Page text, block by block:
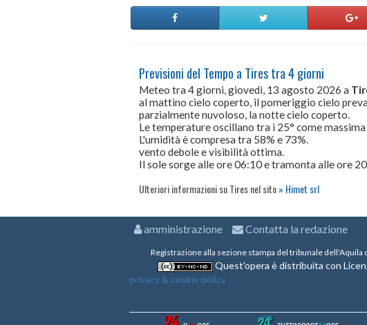
Previsioni del Tempo a Tires tra 4 giorni
Meteo tra 4 giorni, giovedì, 13 agosto 2026 a
al mattino cielo coperto, il pomeriggio cielo
parzialmente nuvoloso, la notte cielo coperto.
Le temperature oscillano tra i 25° come
L'umidità è compresa tra 58% e 73%.
vento debole e visibilità ottima.
Il sole sorge alle ore 06:10 e tramonta alle ore
Ulteriori informazioni su Tires nel sito Himet srl
amministrazione Contatta la redazione
Registrazione alla sezione stampa del tribunale
Quest'opera è distribuita con
privacy & cookie policy